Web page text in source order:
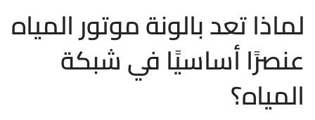
لماذا تعد بالونة موتور المياه
عنصرًا أساسيًا في شبكة
المياه؟